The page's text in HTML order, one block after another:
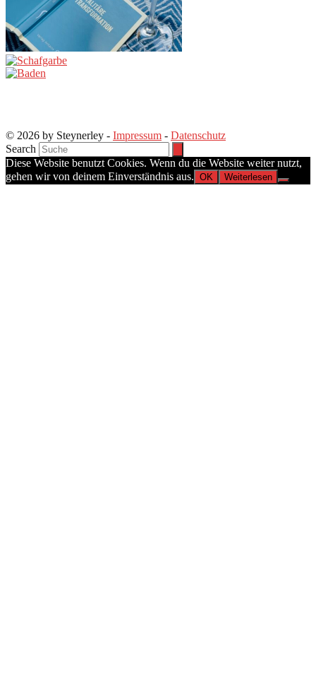
© 2026 by Steynerley - Impressum - Datenschutz
Search
Diese Website benutzt Cookies. Wenn du die Website weiter nutzt,
gehen wir von deinem Einverständnis aus. OK Weiterlesen